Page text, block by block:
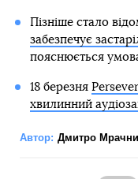
Пізніше стало
забезпечує
пояснюється
18 березня
хвилинний
Автор: Дмитро